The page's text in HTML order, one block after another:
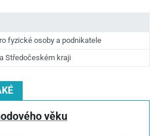
fyzické osoby a podnikatele
Středočeském kraji
věku